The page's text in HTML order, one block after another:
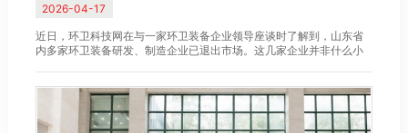
2026-04-17
近日，环卫科技网在与一家环卫装备企业领导座谈时了解到，山东省
内多家环卫装备研发、制造企业已退出市场。这几家企业并非什么小